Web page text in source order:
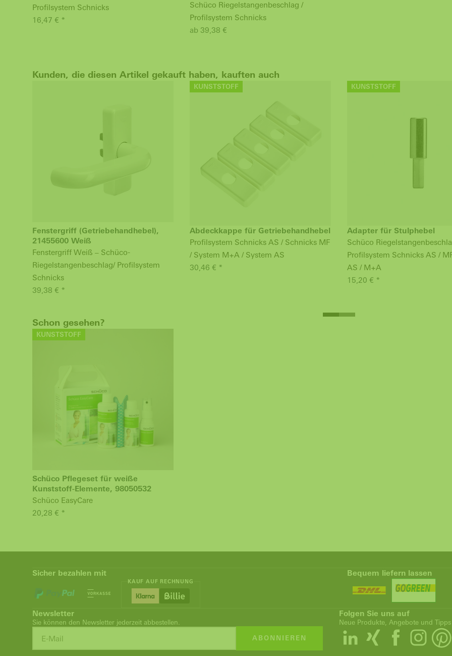
Profilsystem Schnicks
16,47 € *
Schüco Riegelstangenbeschlag /
Profilsystem Schnicks
ab 39,38 €
Kunden, die diesen Artikel gekauft haben, kauften auch
Fenstergriff (Getriebehandhebel),
21455600 Weiß
Fenstergriff Weiß – Schüco-
Riegelstangenbeschlag/ Profilsystem
Schnicks
39,38 € *
KUNSTSTOFF
Abdeckkappe für Getriebehandhebel
Profilsystem Schnicks AS / Schnicks MF
/ System M+A / System AS
30,46 € *
KUNSTSTOFF
Adapter für Stulphebel
Schüco
Profilsystem Schnicks AS /
AS / M+A
15,20 € *
Schon gesehen?
KUNSTSTOFF
Schüco Pflegeset für weiße
Kunststoff-Elemente, 98050532
Schüco EasyCare
20,28 € *
Sicher bezahlen mit
KAUF AUF RECHNUNG
Bequem liefern lassen
Newsletter
Sie können den Newsletter jederzeit abbestellen.
ABONNIEREN
Folgen Sie uns auf
Neue Produkte, Angebote und Tipps